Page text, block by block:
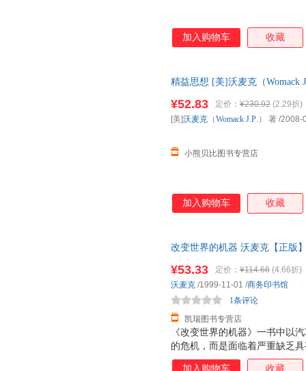
加入购物车 收藏
精益思想 [美]沃麦克（Womack
¥52.83 定价： ¥230.92 (2.29折)
小熊贝比图书专营店
[美]沃麦克 （Womack J.P.） 著 /2008-
加入购物车 收藏
改变世界的机器 沃麦克【正版
《改变世界的机器》一书中以
的危机，而是面临着严重缺乏
机。在各工业界普遍采用精益
¥53.33 定价： ¥114.66 (4.66折)
凯瑞图书专营店
1条评论
沃麦克 /1999-11-01 /商务印书馆
加入购物车 收藏